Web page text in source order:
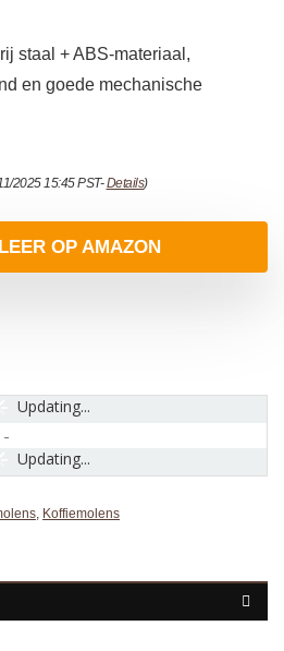
staal + ABS-materiaal,
en goede mechanische
2025 15:45 PST-Details)
OP AMAZON
Updating...
Updating...
-
, Koffiemolens